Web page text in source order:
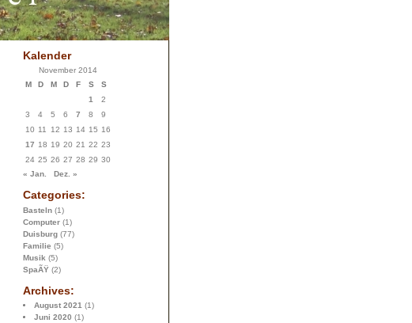
Kalender
November 2014
M
D M D F S
S
1
2
3
4 5 6 7 8
9
10 11 12 13 14 15 16
17 18 19 20 21 22 23
24 25 26 27 28 29 30
« Jan.
Dez. »
Categories:
Basteln (1)
Computer (1)
Duisburg (77)
Familie (5)
Musik (5)
SpaÃŸ (2)
Archives:
August 2021 (1)
Juni 2020 (1)